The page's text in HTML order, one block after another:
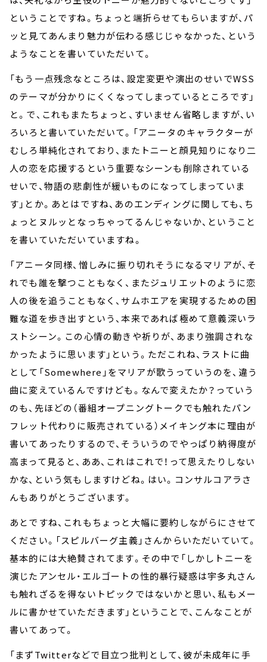
ということですね。ちょっと端折らせてもらいますが、パ
ッと見てあんまり魅力が伝わる感じじゃなかった、という
ようなことを書いていただいて。
「もう一点残念なところは、設定変更や演出のせいでWSS
のテーマが分かりにくくなってしまっているところです」
と。で、これもまたちょっと、すいません省略しますが、い
ろいろと書いていただいて。「アニータのキャラクターが
むしろ単純化されており、またトニーと顔見知りになり二
人の恋を応援するという重要なシーンも削除されている
せいで、物語の悲劇性が緩いものになってしまっていま
す」とか。あとはですね、あのエンディングに関しても、ち
ょっとヌルッとなっちゃってるんじゃないか、ということ
を書いていただいていますね。
「アニータ同様、憎しみに振り切れそうになるマリアが、そ
れでも誰を撃つこともなく、またジュリエットのように恋
人の後を追うこともなく、サムホエアを実現するための困
難な道を歩き出すという、本来であれば極めて意義深いラ
ストシーン。この心情の動きや祈りが、あまり強調されな
かったように思います」という。ただこれね、ラストに曲
として「Somewhere」をマリアが歌うっていうのを、違う
曲に変えているんですけども。なんで変えたか？っていう
のも、先ほどの（番組オープニングトークでも触れたパン
フレット代わりに販売されている）メイキング本に理由が
書いてあったりするので、そういうのでやっぱり納得度が
高まって見ると、ああ、これはこれで！って思えたりしない
かな、という気もしますけどね。はい。コンサルコアラさ
んもありがとうございます。
あとですね、これもちょっと大幅に要約しながらにさせて
ください。「スピルバーグ主義」さんからいただいていて。
基本的には大絶賛されてます。その中で「しかしトニーを
演じたアンセル・エルゴートの性的暴行疑惑は宇多丸さん
も触れざるを得ないトピックではないかと思い、私もメー
ルに書かせていただきます」ということで、こんなことが
書いてあって。
「まずTwitterなどで目立つ批判として、彼が未成年に手